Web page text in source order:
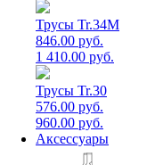
Трусы Tr.34M
846.00 руб.
1 410.00 руб.
Трусы Tr.30
576.00 руб.
960.00 руб.
Аксессуары